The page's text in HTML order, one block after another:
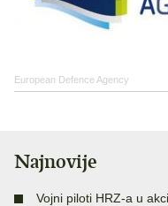
European Defence Agency
Najnovije
Vojni piloti HRZ-a u